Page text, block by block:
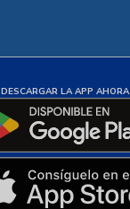
DESCARGAR LA APP AHORA